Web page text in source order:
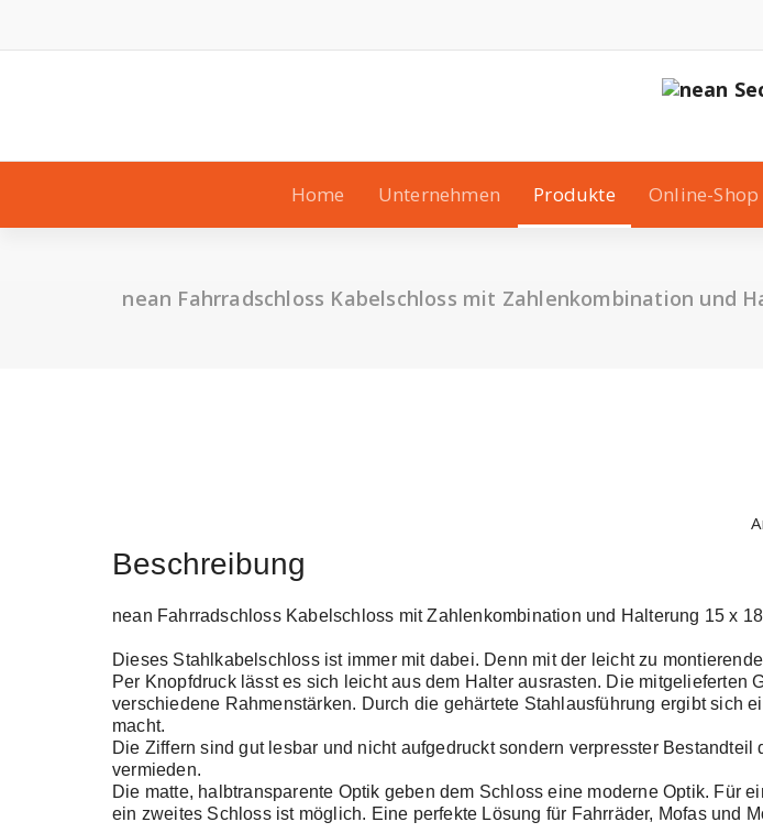
springen
Home Unternehmen Produkte Online-Shop
nean Fahrradschloss Kabelschloss mit Zahlenkombination und
Beschreibung
nean Fahrradschloss Kabelschloss mit Zahlenkombination und Halterung 15 x
Dieses Stahlkabelschloss ist immer mit dabei. Denn mit der leicht zu
Per Knopfdruck lässt es sich leicht aus dem Halter ausrasten. Die
verschiedene Rahmenstärken. Durch die gehärtete Stahlausführung ergibt sich
macht.
Die Ziffern sind gut lesbar und nicht aufgedruckt sondern verpresster
vermieden.
Die matte, halbtransparente Optik geben dem Schloss eine moderne Optik. Für
ein zweites Schloss ist möglich. Eine perfekte Lösung für Fahrräder, Mofas und